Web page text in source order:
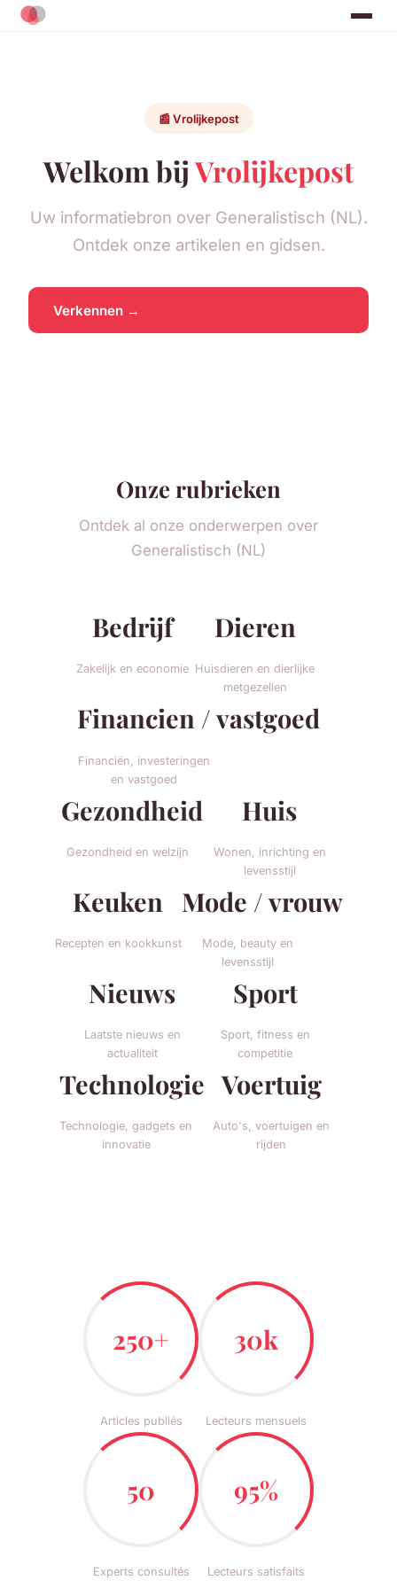
📰 Vrolijkepost
Welkom bijVrolijkepost
Uw informatiebron over Generalistisch (NL).
Ontdek onze artikelen en gidsen.
Verkennen →
Onze rubrieken
Ontdek al onze onderwerpen over
Generalistisch (NL)
Bedrijf
Zakelijk en economie
Dieren
Huisdieren en dierlijke
metgezellen
Financien / vastgoed
Financiën, investeringen
en vastgoed
Gezondheid
Gezondheid en welzijn
Huis
Wonen, inrichting en
levensstijl
Keuken
Recepten en kookkunst
Mode / vrouw
Mode, beauty en
levensstijl
Nieuws
Laatste nieuws en
actualiteit
Sport
Sport, fitness en
competitie
Technologie
Technologie, gadgets en
innovatie
Voertuig
Auto's, voertuigen en
rijden
250+
Articles publiés
30k
Lecteurs mensuels
50
Experts consultés
95%
Lecteurs satisfaits